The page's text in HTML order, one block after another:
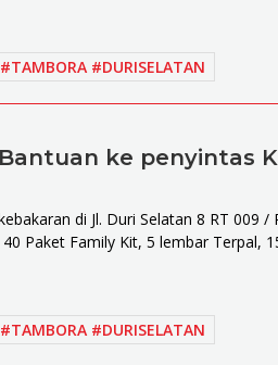
#DURISELATAN
ke penyintas
di Jl. Duri Selatan 8 RT 009
Paket Family Kit, 5 lembar Terpal,
#DURISELATAN